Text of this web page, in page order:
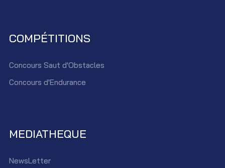
COMPÉTITIONS
Concours Saut d'Obstacles
Concours d'Endurance
MEDIATHEQUE
NewsLetter